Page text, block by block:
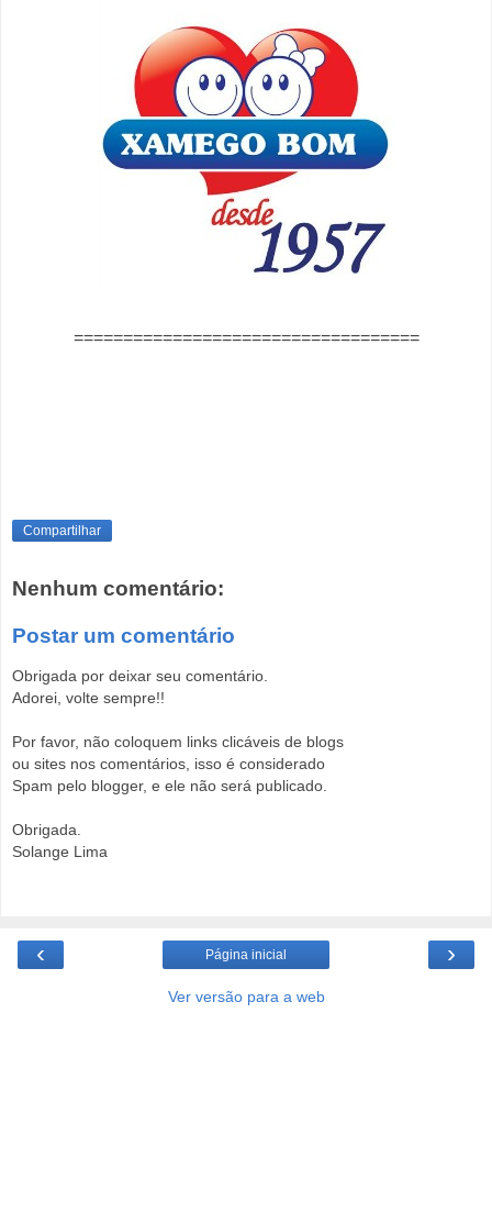
===================================
Compartilhar
Nenhum comentário:
Postar um comentário
Obrigada por deixar seu comentário.
Adorei, volte sempre!!
Por favor, não coloquem links clicáveis de blogs
ou sites nos comentários, isso é considerado
Spam pelo blogger, e ele não será publicado.
Obrigada.
Solange Lima
‹ ›
Página inicial
Ver versão para a web